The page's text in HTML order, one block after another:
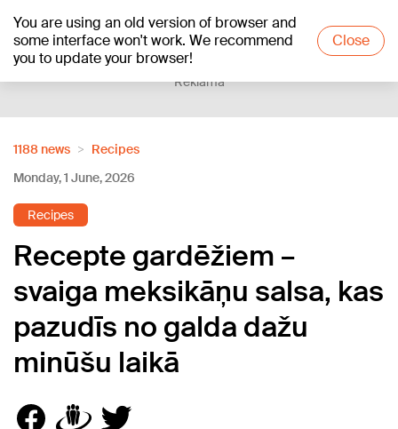
You are using an old version of browser and
some interface won't work. We recommend
you to update your browser!
Close
+16°C
Reklāma
1188 news
Recipes
Monday, 1 June, 2026
Recipes
Recepte gardēžiem –
svaiga meksikāņu salsa, kas
pazudīs no galda dažu
minūšu laikā